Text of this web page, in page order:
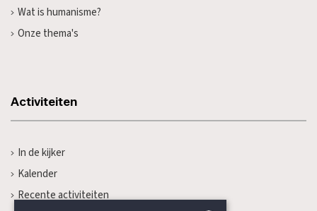
Wat is humanisme?
Onze thema's
Activiteiten
In de kijker
Kalender
Recente activiteiten